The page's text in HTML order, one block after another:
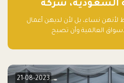
السعودية، شركة
لأنهن نساء، بل لأن لديهن أعمال
العالمية وأن تصبح
21-08-2023